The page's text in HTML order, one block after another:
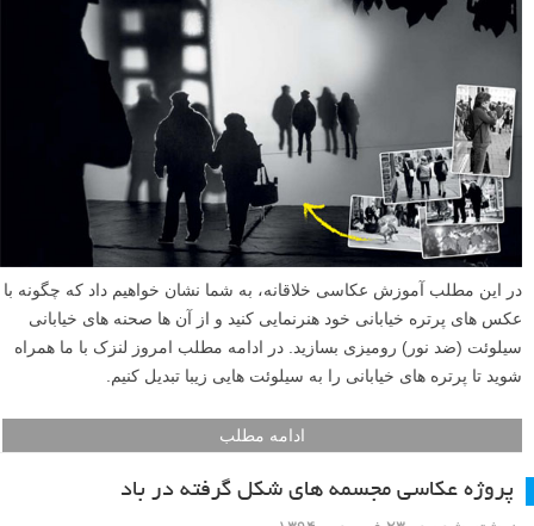
با ایده های خلاقانه عکاسی کلوزآپ (Close-up) در این مطلب لنزک، عکس
های ماکرو فصلی خود را وارد مرحله جدیدی کنید.
ادامه مطلب
عکاسی خیابانی اشیای بی جان – یاد بگیرید که از پرتره
هایتان صحنه های خیابانی رومیزی بسازید
نوشته شده در ۸ اردیبهشت ۱۳۹۴